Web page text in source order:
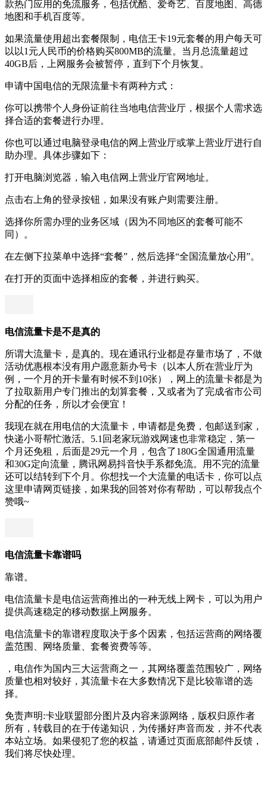
款热门应用的免流服务，包括优酷、爱奇艺、百度地图、高德
地图和手机百度等。
如果流量使用超出套餐限制，电信王卡19元套餐的用户每天可
以以1元人民币的价格购买800MB的流量。当月总流量超过
40GB后，上网服务会被暂停，直到下个月恢复。
申请中国电信的无限流量卡有两种方式：
你可以携带个人身份证前往当地电信营业厅，根据个人需求选
择合适的套餐进行办理。
你也可以通过电脑登录电信的网上营业厅或掌上营业厅进行自
助办理。具体步骤如下：
打开电脑浏览器，输入电信网上营业厅官网地址。
点击右上角的登录按钮，如果没有账户则需要注册。
选择你所需办理的业务区域（因为不同地区的套餐可能不
同）。
在左侧下拉菜单中选择“套餐”，然后选择“全国流量放心用”。
在打开的页面中选择相应的套餐，并进行购买。
电信流量卡是不是真的
所谓大流量卡，是真的。现在通讯行业都是存量市场了，不做
活动优惠根本没有用户愿意新办号卡（以本人所在营业厅为
例，一个月的开卡量有时候不到10张），网上的流量卡都是为
了拉取新用户专门推出的划算套餐，又或者为了完成省市公司
分配的任务，所以才会便宜！
我现在就在用电信的大流量卡，申请都是免费，包邮送到家，
快递小哥帮忙激活。5.1回老家玩游戏网速也非常稳定，第一
个月还免租，后面是29元一个月，包含了180G全国通用流量
和30G定向流量，腾讯网易抖音快手系都免流。用不完的流量
还可以结转到下个月。你想找一个大流量的电话卡，你可以点
这里申请网页链接，如果我的回答对你有帮助，可以帮我点个
赞哦~
电信流量卡靠谱吗
靠谱。
电信流量卡是电信运营商推出的一种无线上网卡，可以为用户
提供高速稳定的移动数据上网服务。
电信流量卡的靠谱程度取决于多个因素，包括运营商的网络覆
盖范围、网络质量、套餐资费等等。
，电信作为国内三大运营商之一，其网络覆盖范围较广，网络
质量也相对较好，其流量卡在大多数情况下是比较靠谱的选
择。
免责声明:卡业联盟部分图片及内容来源网络，版权归原作者
所有，转载目的在于传递知识，为传播好声音而发，并不代表
本站立场。如果侵犯了您的权益，请通过页面底部邮件反馈，
我们将尽快处理。